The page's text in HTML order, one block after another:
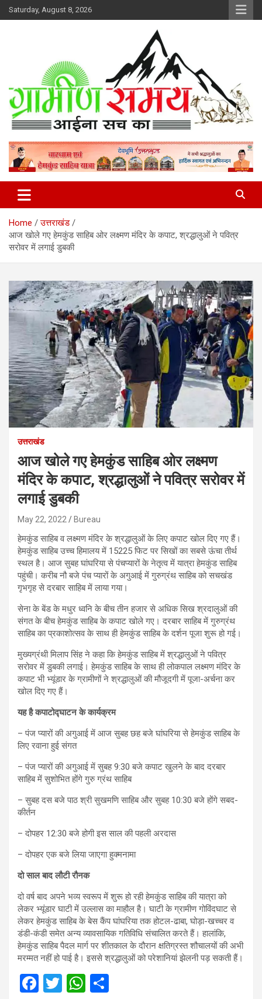
Skip
to
Saturday, August 8, 2026
Gramin Samay
Home
उत्तराखंड
आज खोले गए हेमकुंड साहिब ओर लक्ष्मण मंदिर के कपाट, श्रद्धालुओं ने पवित्र
सरोवर में लगाई डुबकी
उत्तराखंड
आज खोले गए हेमकुंड साहिब ओर लक्ष्मण
मंदिर के कपाट, श्रद्धालुओं ने पवित्र सरोवर में
लगाई डुबकी
May 22, 2022 Bureau
हेमकुंड साहिब व लक्ष्मण मंदिर के श्रद्धालुओं के लिए कपाट खोल दिए गए हैं।
हेमकुंड साहिब उच्च हिमालय में 15225 फिट पर सिखों का सबसे ऊंचा तीर्थ
स्थल है। आज सुबह घांघरिया से पंचप्यारों के नेतृत्व में यात्रा हेमकुंड साहिब
पहुंची। करीब नौ बजे पंच प्यारों के अगुआई में गुरुग्रंथ साहिब को सचखंड
गृभगृह से दरबार साहिब में लाया गया।
सेना के बेंड के मधुर ध्वनि के बीच तीन हजार से अधिक सिख श्रदालुओं की
संगत के बीच हेमकुंड साहिब के कपाट खोले गए। दरबार साहिब में गुरुग्रंथ
साहिब का प्रकाशोत्सव के साथ ही हेमकुंड साहिब के दर्शन पूजा शुरू हो गई।
मुख्यग्रंथी मिलाप सिंह ने कहा कि हेमकुंड साहिब में श्रद्धालुओं ने पवित्र
सरोवर में डुबकी लगाई। हेमकुंड साहिब के साथ ही लोकपाल लक्ष्मण मंदिर के
कपाट भी भ्यूंडार के ग्रामीणों ने श्रद्धालुओं की मौजूदगी में पूजा-अर्चना कर
खोल दिए गए हैं।
यह है कपाटोद्घाटन के कार्यक्रम
– पंज प्यारों की अगुआई में आज सुबह छह बजे घांघरिया से हेमकुंड साहिब के
लिए रवाना हुई संगत
– पंज प्यारों की अगुआई में सुबह 9:30 बजे कपाट खुलने के बाद दरबार
साहिब में सुशोभित होंगे गुरु ग्रंथ साहिब
– सुबह दस बजे पाठ श्री सुखमणि साहिब और सुबह 10:30 बजे होंगे सबद-
कीर्तन
– दोपहर 12:30 बजे होगी इस साल की पहली अरदास
– दोपहर एक बजे लिया जाएगा हुक्मनामा
दो साल बाद लौटी रौनक
दो वर्ष बाद अपने भव्य स्वरूप में शुरू हो रही हेमकुंड साहिब की यात्रा को
लेकर भ्यूंडार घाटी में उल्लास का माहौल है। घाटी के ग्रामीण गोविंदघाट से
लेकर हेमकुंड साहिब के बेस कैंप घांघरिया तक होटल-ढाबा, घोड़ा-खच्चर व
डंडी-कंडी समेत अन्य व्यावसायिक गतिविधि संचालित करते हैं। हालांकि,
हेमकुंड साहिब पैदल मार्ग पर शीतकाल के दौरान क्षतिग्रस्त शौचालयों की अभी
मरम्मत नहीं हो पाई है। इससे श्रद्धालुओं को परेशानियां झेलनी पड़ सकती हैं।
F
T
W